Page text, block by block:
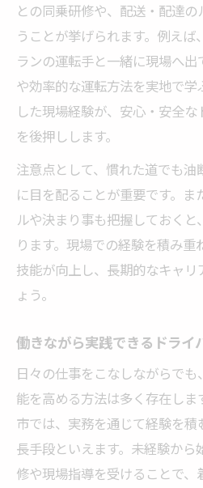
との同乗研修や、配送・配達
うことが挙げられます。例え
ランの運転手と一緒に現場へ出
や効率的な運転方法を実地で学
した現場経験が、安心・安全
を後押しします。
注意点として、慣れた道でも油
に目を配ることが重要です。
ルや決まり事も把握しておく
ります。現場での経験を積み
技能が向上し、長期的なキャ
ょう。
働きながら実践できるドライ
日々の仕事をこなしながらで
能を高める方法は多く存在しま
市では、実務を通じて経験を
長手段といえます。未経験か
修や現場指導を受けることで